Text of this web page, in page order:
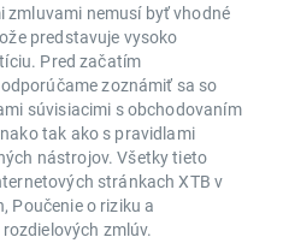
zmluvami nemusí byť vhodné
predstavuje vysoko
Pred začatím
zoznámiť sa so
súvisiacimi s obchodovaním
tak ako s pravidlami
nástrojov. Všetky tieto
stránkach XTB v
Poučenie o riziku a
zmlúv.